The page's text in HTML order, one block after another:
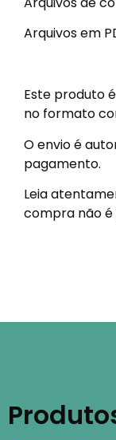
Arquivos em
Este produto
no formato
O envio é
pagamento.
Leia
compra não